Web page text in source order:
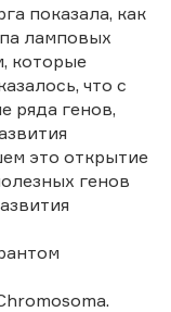
показала, как
ламповых
которые
что с
ряда генов,
это открытие
генов